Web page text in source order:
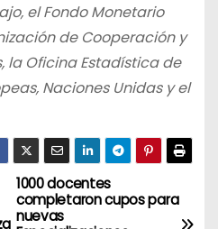
el Fondo Monetario
de Cooperación y
la Oficina Estadística de
Naciones Unidas y el
1000 docentes
completaron cupos para
nuevas